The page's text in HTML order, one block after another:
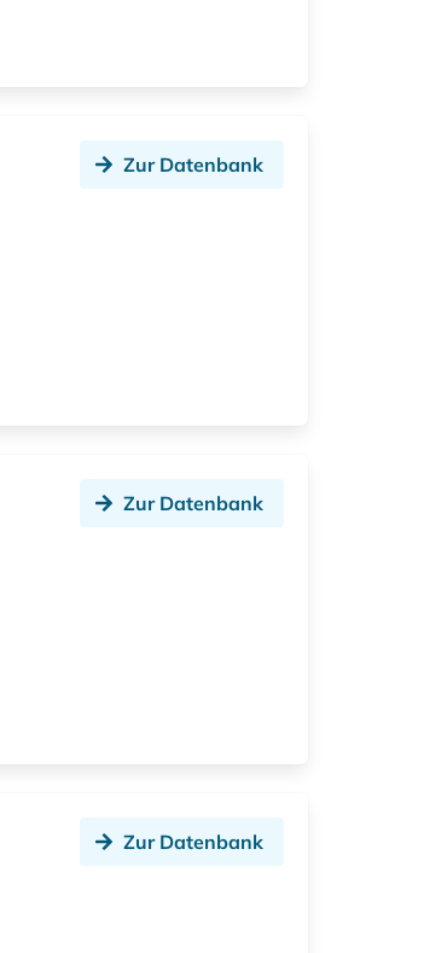
Zur Datenbank
Zur Datenbank
Zur Datenbank